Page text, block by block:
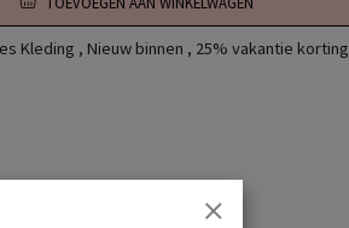
Kleding , Nieuw binnen , 25% vakantie korting